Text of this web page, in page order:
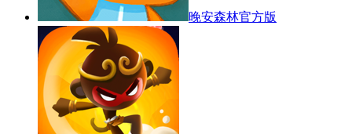
晚安森林官方版